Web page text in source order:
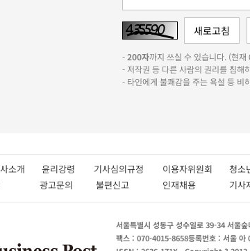
-200자까지 쓰실 수 있습니다. (현
- 저작권 등 다른 사람의 권리를 침해
- 타인에게 불쾌감을 주는 욕설 등 비
사소개 윤리강령 기사심의규정 이용자위원회 청
광고문의 불편신고 인재채용 기
서울특별시 성동구 성수일로 39-34 서울
팩스 : 070-4015-8658등록번호 : 서울 아